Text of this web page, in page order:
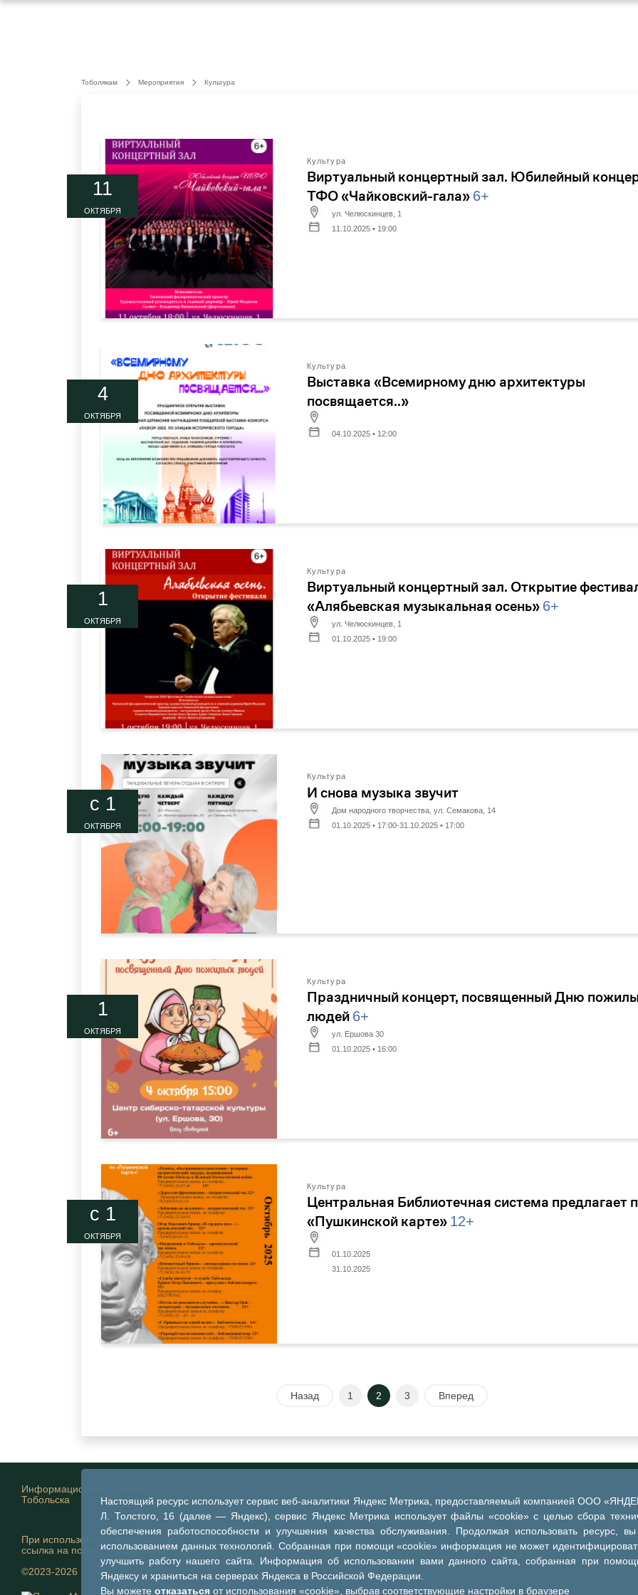
Настоящий ресурс использует сервис веб-аналитики Яндекс Метрика, предоставляемый компанией ООО
Л. Толстого, 16 (далее — Яндекс), сервис Яндекс Метрика использует файлы «cookie» с целью сбора
обеспечения работоспособности и улучшения качества обслуживания. Продолжая использовать ресурс,
использованием данных технологий. Собранная при помощи «cookie» информация не может
улучшить работу нашего сайта. Информация об использовании вами данного сайта, собранная при
Яндексу и храниться на серверах Яндекса в Российской Федерации.
Вы можете отказаться от использования «cookie», выбрав соответствующие настройки в браузере
Тоболякам Мероприятия Культура
11
ОКТЯБРЯ
Культура
Виртуальный концертный зал. Юбилейный
ТФО «Чайковский-гала» 6+
ул. Челюскинцев, 1
11.10.2025 • 19:00
4
ОКТЯБРЯ
Культура
Выставка «Всемирному дню архитектуры
посвящается..»
04.10.2025 • 12:00
1
ОКТЯБРЯ
Культура
Виртуальный концертный зал. Открытие
«Алябьевская музыкальная осень» 6+
ул. Челюскинцев, 1
01.10.2025 • 19:00
c 1
ОКТЯБРЯ
Культура
И снова музыка звучит
Дом народного творчества, ул. Семакова, 14
01.10.2025 • 17:00-31.10.2025 • 17:00
1
ОКТЯБРЯ
Культура
Праздничный концерт, посвященный Дню
людей 6+
ул. Ершова 30
01.10.2025 • 16:00
c 1
ОКТЯБРЯ
Культура
Центральная Библиотечная система предлагает
«Пушкинской карте» 12+
01.10.2025
31.10.2025
Назад 1 2 3 Вперед
Информационный портал города
Тобольска
При использовании материалов
ссылка на портал обязательна
©2023-2026